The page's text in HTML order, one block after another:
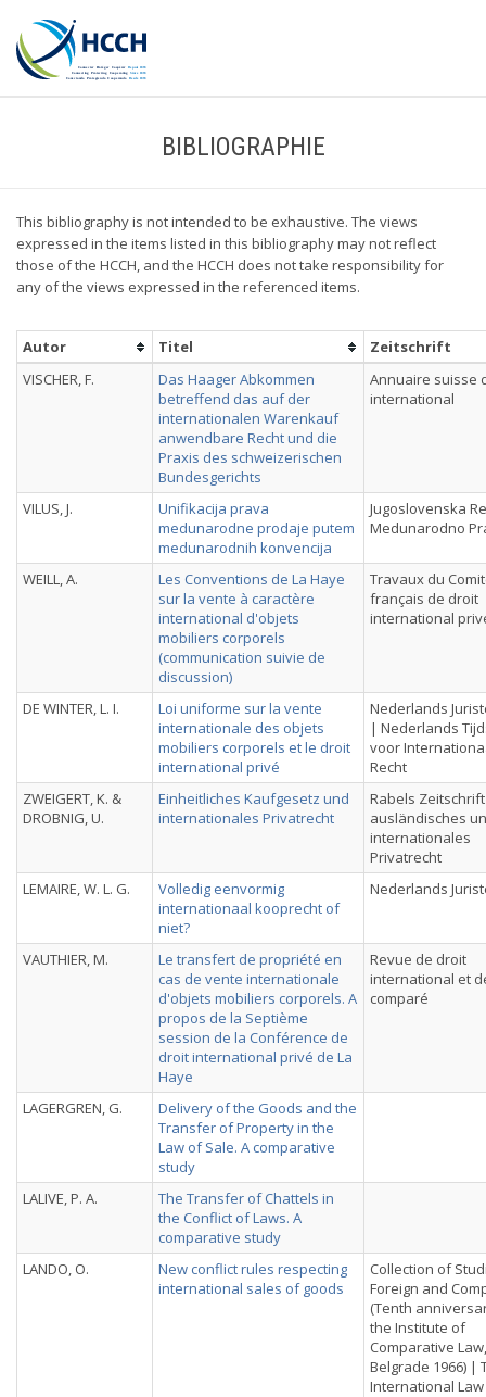
BIBLIOGRAPHIE
This bibliography is not intended to be exhaustive. The views
expressed in the items listed in this bibliography may not reflect
those of the HCCH, and the HCCH does not take responsibility for
any of the views expressed in the referenced items.
Autor Titel
Zeitschrift
VISCHER, F.
Das Haager Abkommen
betreffend das auf der
internationalen Warenkauf
anwendbare Recht und die
Praxis des schweizerischen
Bundesgerichts
Annuaire suisse
international
VILUS, J.
Unifikacija prava
medunarodne prodaje putem
medunarodnih konvencija
Jugoslovenska
Medunarodno
WEILL, A.
Les Conventions de La Haye
sur la vente à caractère
international d'objets
mobiliers corporels
(communication suivie de
discussion)
Travaux du
français de droit
international
DE WINTER, L. I.
Loi uniforme sur la vente
internationale des objets
mobiliers corporels et le droit
international privé
Nederlands
| Nederlands
voor
Recht
ZWEIGERT, K. &
DROBNIG, U.
Einheitliches Kaufgesetz und
internationales Privatrecht
Rabels
ausländisches
internationales
Privatrecht
LEMAIRE, W. L. G.
Volledig eenvormig
internationaal kooprecht of
niet?
Nederlands
VAUTHIER, M.
Le transfert de propriété en
cas de vente internationale
d'objets mobiliers corporels. A
propos de la Septième
session de la Conférence de
droit international privé de La
Haye
Revue de droit
international et
comparé
LAGERGREN, G.
Delivery of the Goods and the
Transfer of Property in the
Law of Sale. A comparative
study
LALIVE, P. A.
The Transfer of Chattels in
the Conflict of Laws. A
comparative study
LANDO, O.
New conflict rules respecting
international sales of goods
Collection of
Foreign and
(Tenth
the Institute of
Comparative Law,
Belgrade 1966) |
International Law